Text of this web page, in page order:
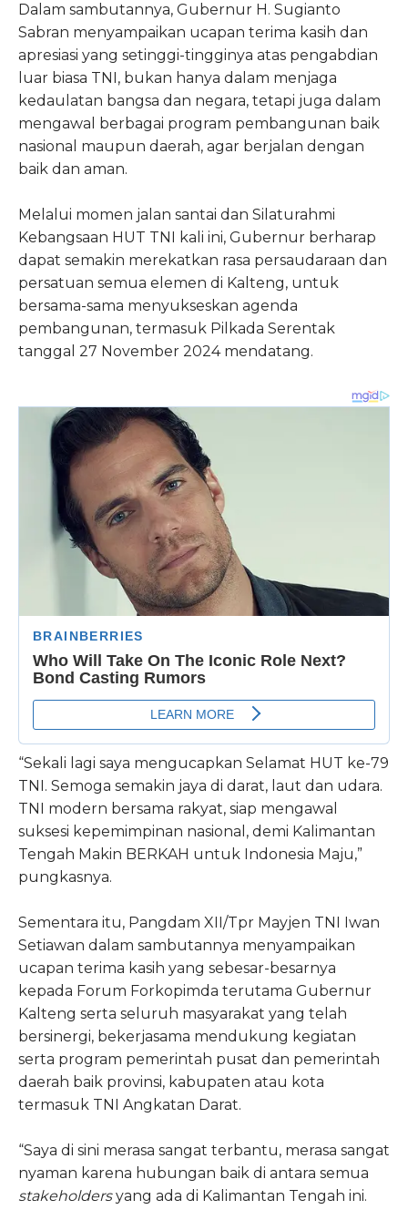
Dalam sambutannya, Gubernur H. Sugianto
Sabran menyampaikan ucapan terima kasih dan
apresiasi yang setinggi-tingginya atas pengabdian
luar biasa TNI, bukan hanya dalam menjaga
kedaulatan bangsa dan negara, tetapi juga dalam
mengawal berbagai program pembangunan baik
nasional maupun daerah, agar berjalan dengan
baik dan aman.
Melalui momen jalan santai dan Silaturahmi
Kebangsaan HUT TNI kali ini, Gubernur berharap
dapat semakin merekatkan rasa persaudaraan dan
persatuan semua elemen di Kalteng, untuk
bersama-sama menyukseskan agenda
pembangunan, termasuk Pilkada Serentak
tanggal 27 November 2024 mendatang.
“Sekali lagi saya mengucapkan Selamat HUT ke-79
TNI. Semoga semakin jaya di darat, laut dan udara.
TNI modern bersama rakyat, siap mengawal
suksesi kepemimpinan nasional, demi Kalimantan
Tengah Makin BERKAH untuk Indonesia Maju,”
pungkasnya.
Sementara itu, Pangdam XII/Tpr Mayjen TNI Iwan
Setiawan dalam sambutannya menyampaikan
ucapan terima kasih yang sebesar-besarnya
kepada Forum Forkopimda terutama Gubernur
Kalteng serta seluruh masyarakat yang telah
bersinergi, bekerjasama mendukung kegiatan
serta program pemerintah pusat dan pemerintah
daerah baik provinsi, kabupaten atau kota
termasuk TNI Angkatan Darat.
“Saya di sini merasa sangat terbantu, merasa sangat
nyaman karena hubungan baik di antara semua
stakeholdersyang ada di Kalimantan Tengah ini.